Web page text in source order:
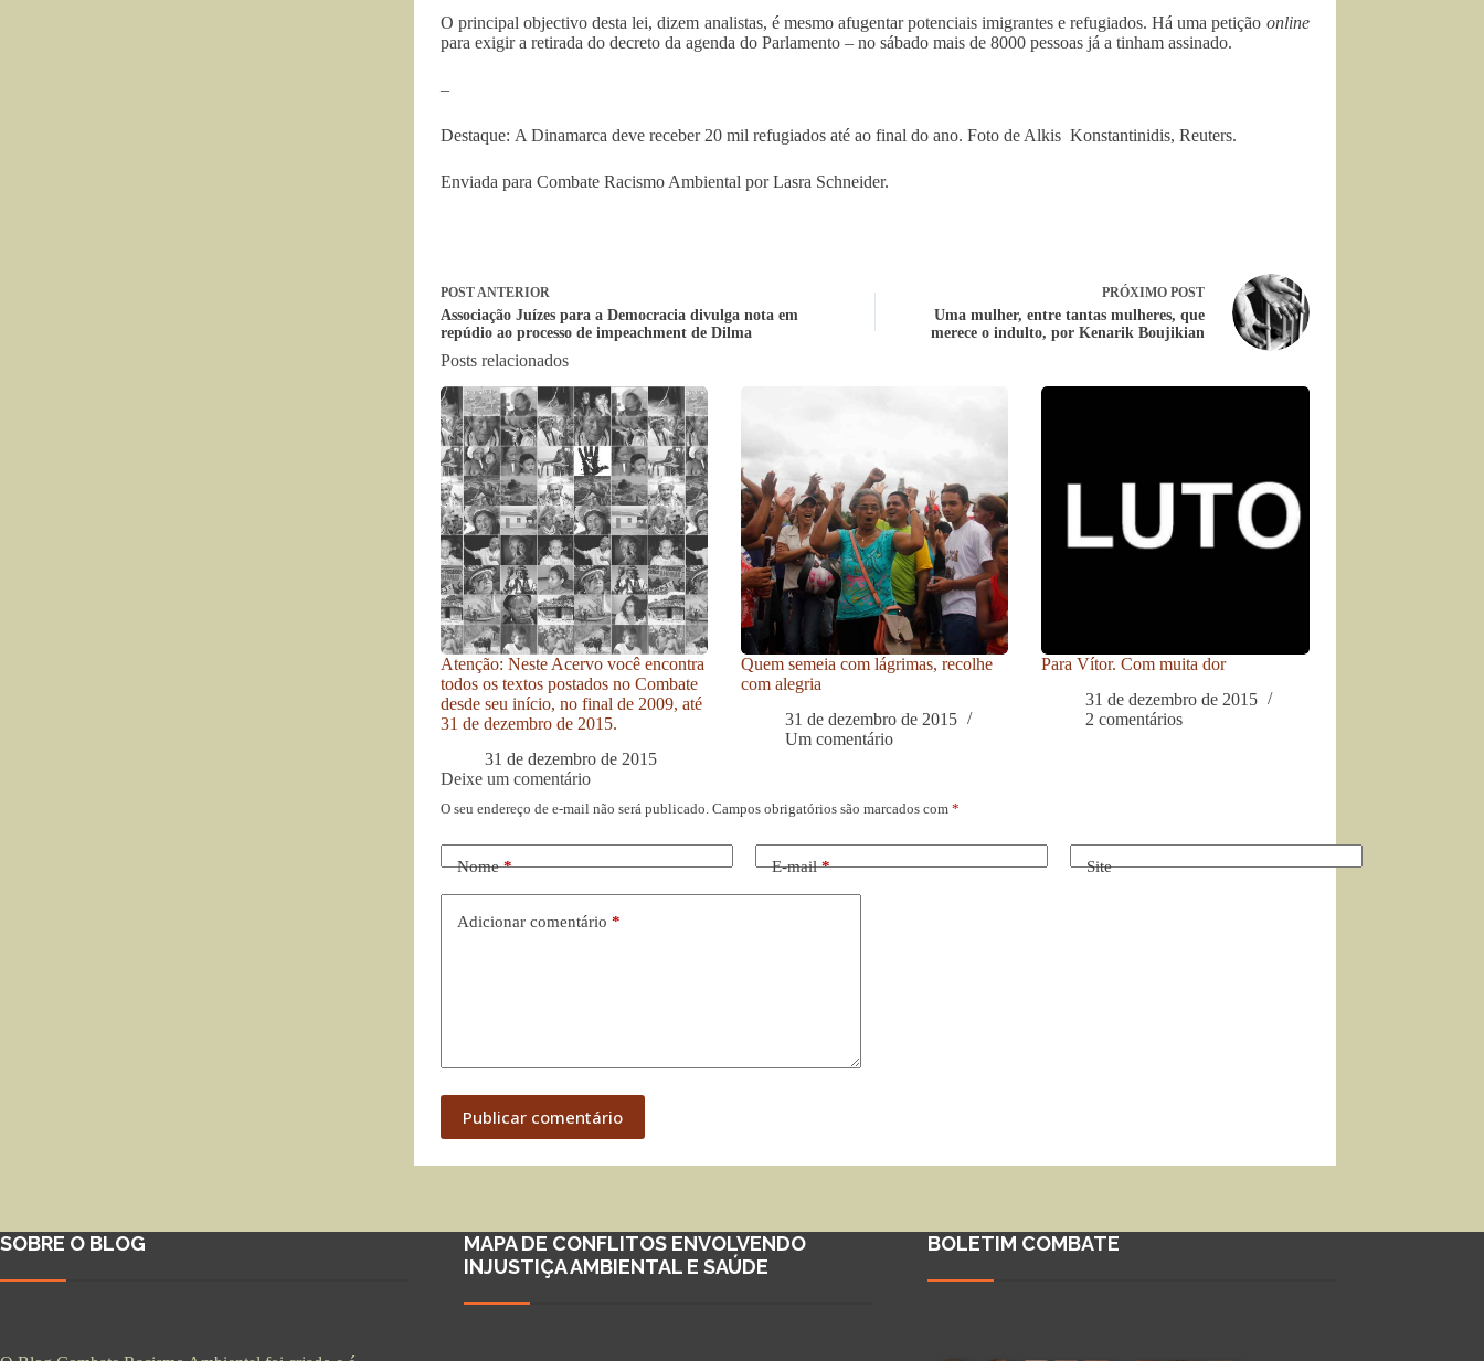
O principal objectivo desta lei, dizem analistas, é mesmo afugentar potenciais imigrantes e refugiados. Há uma petição online
para exigir a retirada do decreto da agenda do Parlamento – no sábado mais de 8000 pessoas já a tinham assinado.
–
Destaque: A Dinamarca deve receber 20 mil refugiados até ao final do ano. Foto de Alkis Konstantinidis, Reuters.
Enviada para Combate Racismo Ambiental por Lasra Schneider.
POSTANTERIOR
Associação Juízes para a Democracia divulga nota em
repúdio ao processo de impeachment de Dilma
PRÓXIMO POST
Uma mulher, entre tantas mulheres, que
merece o indulto, por Kenarik Boujikian
Posts relacionados
Atenção: Neste Acervo você encontra
todos os textos postados no Combate
desde seu início, no final de 2009, até
31 de dezembro de 2015.
31 de dezembro de 2015
Quem semeia com lágrimas, recolhe
com alegria
31 de dezembro de 2015
Um comentário
Para Vítor. Com muita dor
31 de dezembro de 2015
2 comentários
Deixe um comentário
O seu endereço de e-mail não será publicado. Campos obrigatórios são marcados com *
Nome* E-mail* Site
Adicionar comentário *
Publicar comentário
SOBRE O BLOG
MAPA DE CONFLITOS ENVOLVENDO
INJUSTIÇA AMBIENTAL E SAÚDE
BOLETIM COMBATE